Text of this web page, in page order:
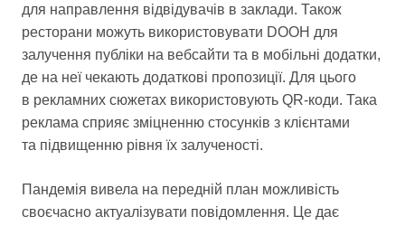
для направлення відвідувачів в заклади. Також
ресторани можуть використовувати DOOH для
залучення публіки на вебсайти та в мобільні додатки,
де на неї чекають додаткові пропозиції. Для цього
в рекламних сюжетах використовують QR-коди. Така
реклама сприяє зміцненню стосунків з клієнтами
та підвищенню рівня їх залученості.
Пандемія вивела на передній план можливість
своєчасно актуалізувати повідомлення. Це дає